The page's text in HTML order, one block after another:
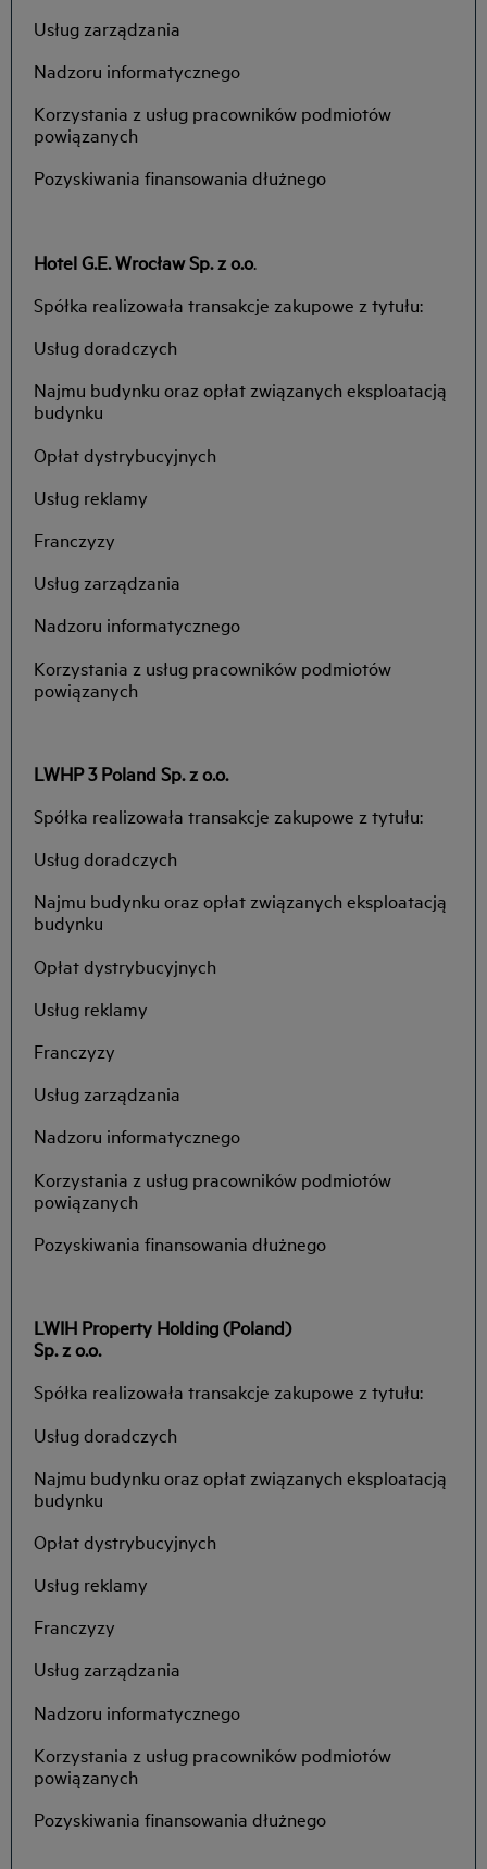
Usług zarządzania
Nadzoru informatycznego
Korzystania z usług pracowników podmiotów
powiązanych
Pozyskiwania finansowania dłużnego
Hotel G.E. Wrocław Sp. z o.o.
Spółka realizowała transakcje zakupowe z tytułu:
Usług doradczych
Najmu budynku oraz opłat związanych eksploatacją
budynku
Opłat dystrybucyjnych
Usług reklamy
Franczyzy
Usług zarządzania
Nadzoru informatycznego
Korzystania z usług pracowników podmiotów
powiązanych
LWHP 3 Poland Sp. z o.o.
Spółka realizowała transakcje zakupowe z tytułu:
Usług doradczych
Najmu budynku oraz opłat związanych eksploatacją
budynku
Opłat dystrybucyjnych
Usług reklamy
Franczyzy
Usług zarządzania
Nadzoru informatycznego
Korzystania z usług pracowników podmiotów
powiązanych
Pozyskiwania finansowania dłużnego
LWIH Property Holding (Poland)
Sp. z o.o.
Spółka realizowała transakcje zakupowe z tytułu:
Usług doradczych
Najmu budynku oraz opłat związanych eksploatacją
budynku
Opłat dystrybucyjnych
Usług reklamy
Franczyzy
Usług zarządzania
Nadzoru informatycznego
Korzystania z usług pracowników podmiotów
powiązanych
Pozyskiwania finansowania dłużnego